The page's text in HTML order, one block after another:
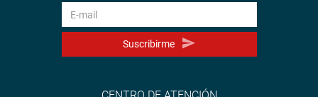
Suscribirme